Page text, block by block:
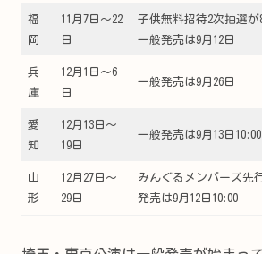
福
岡
11月7日～22
日
子供無料招待2次抽選
一般発売は9月12日
兵
庫
12月1日～6
日
一般発売は9月26日
愛
知
12月13日～
19日
一般発売は9月13日10:00
山
形
12月27日～
29日
みんぐるメンバーズ先
発売は9月12日10:00